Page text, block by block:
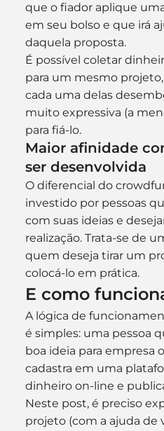
que o fiador aplique
em seu bolso e que irá
daquela proposta.
É possível coletar
para um mesmo
cada uma delas
muito expressiva (a
para fiá-lo.
Maior afinidade
ser desenvolvida
O diferencial do
investido por pessoas
com suas ideias e
realização. Trata-se de
quem deseja tirar um
colocá-lo em prática.
E como
A lógica de
é simples: uma pessoa
boa ideia para empresa
cadastra em uma
dinheiro on-line e
Neste post, é preciso
projeto (com a ajuda de